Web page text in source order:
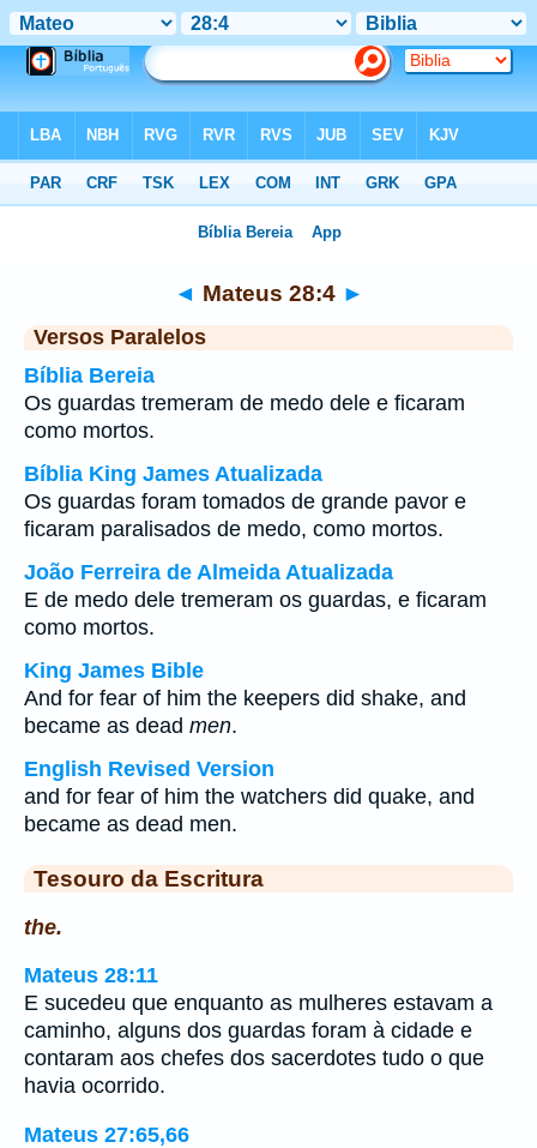
◄ Mateus 28:4 ►
Versos Paralelos
Bíblia Bereia
Os guardas tremeram de medo dele e ficaram
como mortos.
Bíblia King James Atualizada
Os guardas foram tomados de grande pavor e
ficaram paralisados de medo, como mortos.
João Ferreira de Almeida Atualizada
E de medo dele tremeram os guardas, e ficaram
como mortos.
King James Bible
And for fear of him the keepers did shake, and
became as dead men.
English Revised Version
and for fear of him the watchers did quake, and
became as dead men.
Tesouro da Escritura
the.
Mateus 28:11
E sucedeu que enquanto as mulheres estavam a
caminho, alguns dos guardas foram à cidade e
contaram aos chefes dos sacerdotes tudo o que
havia ocorrido.
Mateus 27:65,66